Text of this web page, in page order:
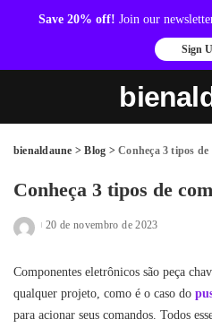
Save 20% off! Join our
Sign
bienaldaune >Blog >Conheça 3 tipos
Conheça 3 tipos de
Posted
20 de novembro de 2023
Componentes eletrônicos são peça
qualquer projeto, como é o caso do
para acionar seus comandos. Todos